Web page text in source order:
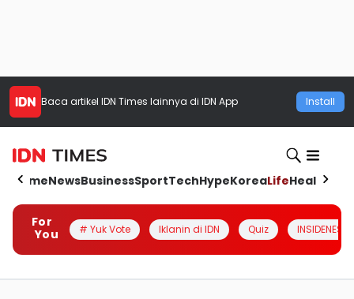
Baca artikel IDN Times lainnya di IDN App Install
HomeNewsBusinessSportTechHypeKoreaLifeHealth
For
You
# Yuk Vote Iklanin di IDN Quiz INSIDENESIA